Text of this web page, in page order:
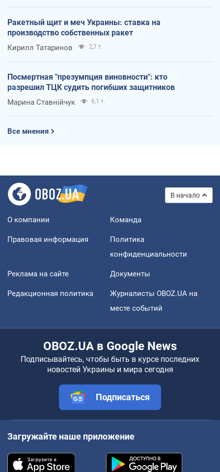
Ракетный щит и меч Украины: ставка на
производство собственных ракет
Кирилл Татаринов 2,7 т.
Посмертная "презумпция виновности": кто
разрешил ТЦК судить погибших защитников
Марина Ставнійчук 6,1 т.
Все мнения
В начало
О компании Команда
Правовая информация
Политика
конфиденциальности
Реклама на сайте Документы
Редакционная политика
Журналисты OBOZ.UA на
месте событий
OBOZ.UA в Google News
Подписывайтесь, чтобы быть в курсе последних
новостей Украины и мира сегодня
Подписаться
Загружайте наше приложение